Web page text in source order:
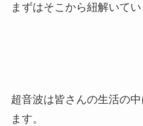
まずはそこから紐解いてい
超音波は皆さんの生活の
ます。